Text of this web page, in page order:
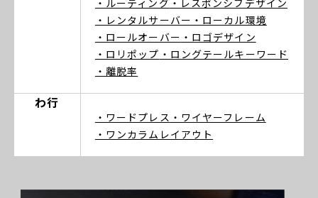
・ルーティング ・レスポンシブデザイン
・レンタルサーバー ・ローカル環境
・ロールオーバー ・ロゴデザイン
・ロリポップ ・ロングテールキーワード
・離脱率
わ行
・ワードプレス ・ワイヤーフレーム
・ワンカラムレイアウト